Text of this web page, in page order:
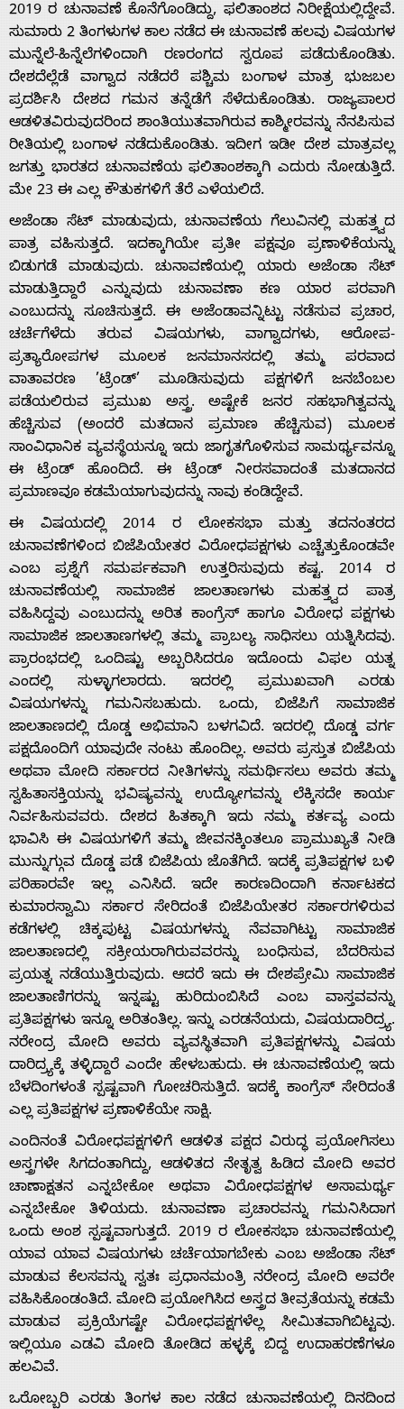
Home
About
Us
Advertise
With
s
Contact
Us
2019 ರ ಚುನಾವಣೆ ಕೊನೆಗೊಂಡಿದ್ದು, ಫಲಿತಾಂಶದ ನಿರೀಕ್ಷೆಯಲ್ಲಿದ್ದೇವೆ.
ಸುಮಾರು 2 ತಿಂಗಳುಗಳ ಕಾಲ ನಡೆದ ಈ ಚುನಾವಣೆ ಹಲವು ವಿಷಯಗಳ
ಮುನ್ನೆಲೆ-ಹಿನ್ನೆಲೆಗಳಿಂದಾಗಿ ರಣರಂಗದ ಸ್ವರೂಪ ಪಡೆದುಕೊಂಡಿತು.
ದೇಶದೆಲ್ಲೆಡೆ ವಾಗ್ವಾದ ನಡೆದರೆ ಪಶ್ಚಿಮ ಬಂಗಾಳ ಮಾತ್ರ ಭುಜಬಲ
ಪ್ರದರ್ಶಿಸಿ ದೇಶದ ಗಮನ ತನ್ನೆಡೆಗೆ ಸೆಳೆದುಕೊಂಡಿತು. ರಾಜ್ಯಪಾಲರ
ಆಡಳಿತವಿರುವುದರಿಂದ ಶಾಂತಿಯುತವಾಗಿರುವ ಕಾಶ್ಮೀರವನ್ನು ನೆನಪಿಸುವ
ರೀತಿಯಲ್ಲಿ ಬಂಗಾಳ ನಡೆದುಕೊಂಡಿತು. ಇದೀಗ ಇಡೀ ದೇಶ ಮಾತ್ರವಲ್ಲ
ಜಗತ್ತು ಭಾರತದ ಚುನಾವಣೆಯ ಫಲಿತಾಂಶಕ್ಕಾಗಿ ಎದುರು ನೋಡುತ್ತಿದೆ.
ಮೇ 23 ಈ ಎಲ್ಲ ಕೌತುಕಗಳಿಗೆ ತೆರೆ ಎಳೆಯಲಿದೆ.
ಅಜೆಂಡಾ ಸೆಟ್ ಮಾಡುವುದು, ಚುನಾವಣೆಯ ಗೆಲುವಿನಲ್ಲಿ ಮಹತ್ತ್ವದ
ಪಾತ್ರ ವಹಿಸುತ್ತದೆ. ಇದಕ್ಕಾಗಿಯೇ ಪ್ರತೀ ಪಕ್ಷವೂ ಪ್ರಣಾಳಿಕೆಯನ್ನು
ಬಿಡುಗಡೆ ಮಾಡುವುದು. ಚುನಾವಣೆಯಲ್ಲಿ ಯಾರು ಅಜೆಂಡಾ ಸೆಟ್
ಮಾಡುತ್ತಿದ್ದಾರೆ ಎನ್ನುವುದು ಚುನಾವಣಾ ಕಣ ಯಾರ ಪರವಾಗಿ
ಎಂಬುದನ್ನು ಸೂಚಿಸುತ್ತದೆ. ಈ ಅಜೆಂಡಾವನ್ನಿಟ್ಟು ನಡೆಸುವ ಪ್ರಚಾರ,
ಚರ್ಚೆಗೆಳೆದು ತರುವ ವಿಷಯಗಳು, ವಾಗ್ವಾದಗಳು, ಆರೋಪ-
ಪ್ರತ್ಯಾರೋಪಗಳ ಮೂಲಕ ಜನಮಾನಸದಲ್ಲಿ ತಮ್ಮ ಪರವಾದ
ವಾತಾವರಣ ’ಟ್ರೆಂಡ್’ ಮೂಡಿಸುವುದು ಪಕ್ಷಗಳಿಗೆ ಜನಬೆಂಬಲ
ಪಡೆಯಲಿರುವ ಪ್ರಮುಖ ಅಸ್ತ್ರ. ಅಷ್ಟೇಕೆ ಜನರ ಸಹಭಾಗಿತ್ವವನ್ನು
ಹೆಚ್ಚಿಸುವ (ಅಂದರೆ ಮತದಾನ ಪ್ರಮಾಣ ಹೆಚ್ಚಿಸುವ) ಮೂಲಕ
ಸಾಂವಿಧಾನಿಕ ವ್ಯವಸ್ಥೆಯನ್ನೂ ಇದು ಜಾಗೃತಗೊಳಿಸುವ ಸಾಮರ್ಥ್ಯವನ್ನೂ
ಈ ಟ್ರೆಂಡ್ ಹೊಂದಿದೆ. ಈ ಟ್ರೆಂಡ್ ನೀರಸವಾದಂತೆ ಮತದಾನದ
ಪ್ರಮಾಣವೂ ಕಡಮೆಯಾಗುವುದನ್ನು ನಾವು ಕಂಡಿದ್ದೇವೆ.
ಈ ವಿಷಯದಲ್ಲಿ 2014 ರ ಲೋಕಸಭಾ ಮತ್ತು ತದನಂತರದ
ಚುನಾವಣೆಗಳಿಂದ ಬಿಜೆಪಿಯೇತರ ವಿರೋಧಪಕ್ಷಗಳು ಎಚ್ಚೆತ್ತುಕೊಂಡವೇ
ಎಂಬ ಪ್ರಶ್ನೆಗೆ ಸಮರ್ಪಕವಾಗಿ ಉತ್ತರಿಸುವುದು ಕಷ್ಟ. 2014 ರ
ಚುನಾವಣೆಯಲ್ಲಿ ಸಾಮಾಜಿಕ ಜಾಲತಾಣಗಳು ಮಹತ್ತ್ವದ ಪಾತ್ರ
ವಹಿಸಿದ್ದವು ಎಂಬುದನ್ನು ಅರಿತ ಕಾಂಗ್ರೆಸ್ ಹಾಗೂ ವಿರೋಧ ಪಕ್ಷಗಳು
ಸಾಮಾಜಿಕ ಜಾಲತಾಣಗಳಲ್ಲಿ ತಮ್ಮ ಪ್ರಾಬಲ್ಯ ಸಾಧಿಸಲು ಯತ್ನಿಸಿದವು.
ಪ್ರಾರಂಭದಲ್ಲಿ ಒಂದಿಷ್ಟು ಅಬ್ಬರಿಸಿದರೂ ಇದೊಂದು ವಿಫಲ ಯತ್ನ
ಎಂದಲ್ಲಿ ಸುಳ್ಳಾಗಲಾರದು. ಇದರಲ್ಲಿ ಪ್ರಮುಖವಾಗಿ ಎರಡು
ವಿಷಯಗಳನ್ನು ಗಮನಿಸಬಹುದು. ಒಂದು, ಬಿಜೆಪಿಗೆ ಸಾಮಾಜಿಕ
ಜಾಲತಾಣದಲ್ಲಿ ದೊಡ್ಡ ಅಭಿಮಾನಿ ಬಳಗವಿದೆ. ಇದರಲ್ಲಿ ದೊಡ್ಡ ವರ್ಗ
ಪಕ್ಷದೊಂದಿಗೆ ಯಾವುದೇ ನಂಟು ಹೊಂದಿಲ್ಲ. ಅವರು ಪ್ರಸ್ತುತ ಬಿಜೆಪಿಯ
ಅಥವಾ ಮೋದಿ ಸರ್ಕಾರದ ನೀತಿಗಳನ್ನು ಸಮರ್ಥಿಸಲು ಅವರು ತಮ್ಮ
ಸ್ವಹಿತಾಸಕ್ತಿಯನ್ನು ಭವಿಷ್ಯವನ್ನು ಉದ್ಯೋಗವನ್ನು ಲೆಕ್ಕಿಸದೇ ಕಾರ್ಯ
ನಿರ್ವಹಿಸುವವರು. ದೇಶದ ಹಿತಕ್ಕಾಗಿ ಇದು ನಮ್ಮ ಕರ್ತವ್ಯ ಎಂದು
ಭಾವಿಸಿ ಈ ವಿಷಯಗಳಿಗೆ ತಮ್ಮ ಜೀವನಕ್ಕಿಂತಲೂ ಪ್ರಾಮುಖ್ಯತೆ ನೀಡಿ
ಮುನ್ನುಗ್ಗುವ ದೊಡ್ಡ ಪಡೆ ಬಿಜೆಪಿಯ ಜೊತೆಗಿದೆ. ಇದಕ್ಕೆ ಪ್ರತಿಪಕ್ಷಗಳ ಬಳಿ
ಪರಿಹಾರವೇ ಇಲ್ಲ ಎನಿಸಿದೆ. ಇದೇ ಕಾರಣದಿಂದಾಗಿ ಕರ್ನಾಟಕದ
ಕುಮಾರಸ್ವಾಮಿ ಸರ್ಕಾರ ಸೇರಿದಂತೆ ಬಿಜೆಪಿಯೇತರ ಸರ್ಕಾರಗಳಿರುವ
ಕಡೆಗಳಲ್ಲಿ ಚಿಕ್ಕಪುಟ್ಟ ವಿಷಯಗಳನ್ನು ನೆವವಾಗಿಟ್ಟು ಸಾಮಾಜಿಕ
ಜಾಲತಾಣದಲ್ಲಿ ಸಕ್ರೀಯರಾಗಿರುವವರನ್ನು ಬಂಧಿಸುವ, ಬೆದರಿಸುವ
ಪ್ರಯತ್ನ ನಡೆಯುತ್ತಿರುವುದು. ಆದರೆ ಇದು ಈ ದೇಶಪ್ರೇಮಿ ಸಾಮಾಜಿಕ
ಜಾಲತಾಣಿಗರನ್ನು ಇನ್ನಷ್ಟು ಹುರಿದುಂಬಿಸಿದೆ ಎಂಬ ವಾಸ್ತವವನ್ನು
ಪ್ರತಿಪಕ್ಷಗಳು ಇನ್ನೂ ಅರಿತಂತಿಲ್ಲ. ಇನ್ನು ಎರಡನೆಯದು, ವಿಷಯದಾರಿದ್ರ್ಯ.
ನರೇಂದ್ರ ಮೋದಿ ಅವರು ವ್ಯವಸ್ಥಿತವಾಗಿ ಪ್ರತಿಪಕ್ಷಗಳನ್ನು ವಿಷಯ
ದಾರಿದ್ರ್ಯಕ್ಕೆ ತಳ್ಳಿದ್ದಾರೆ ಎಂದೇ ಹೇಳಬಹುದು. ಈ ಚುನಾವಣೆಯಲ್ಲಿ ಇದು
ಬೆಳದಿಂಗಳಂತೆ ಸ್ಪಷ್ಟವಾಗಿ ಗೋಚರಿಸುತ್ತಿದೆ. ಇದಕ್ಕೆ ಕಾಂಗ್ರೆಸ್ ಸೇರಿದಂತೆ
ಎಲ್ಲ ಪ್ರತಿಪಕ್ಷಗಳ ಪ್ರಣಾಳಿಕೆಯೇ ಸಾಕ್ಷಿ.
ಎಂದಿನಂತೆ ವಿರೋಧಪಕ್ಷಗಳಿಗೆ ಆಡಳಿತ ಪಕ್ಷದ ವಿರುದ್ಧ ಪ್ರಯೋಗಿಸಲು
ಅಸ್ತ್ರಗಳೇ ಸಿಗದಂತಾಗಿದ್ದು, ಆಡಳಿತದ ನೇತೃತ್ವ ಹಿಡಿದ ಮೋದಿ ಅವರ
ಚಾಣಾಕ್ಷತನ ಎನ್ನಬೇಕೋ ಅಥವಾ ವಿರೋಧಪಕ್ಷಗಳ ಅಸಾಮರ್ಥ್ಯ
ಎನ್ನಬೇಕೋ ತಿಳಿಯದು. ಚುನಾವಣಾ ಪ್ರಚಾರವನ್ನು ಗಮನಿಸಿದಾಗ
ಒಂದು ಅಂಶ ಸ್ಪಷ್ಟವಾಗುತ್ತದೆ. 2019 ರ ಲೋಕಸಭಾ ಚುನಾವಣೆಯಲ್ಲಿ
ಯಾವ ಯಾವ ವಿಷಯಗಳು ಚರ್ಚೆಯಾಗಬೇಕು ಎಂಬ ಅಜೆಂಡಾ ಸೆಟ್
ಮಾಡುವ ಕೆಲಸವನ್ನು ಸ್ವತಃ ಪ್ರಧಾನಮಂತ್ರಿ ನರೇಂದ್ರ ಮೋದಿ ಅವರೇ
ವಹಿಸಿಕೊಂಡಂತಿದೆ. ಮೋದಿ ಪ್ರಯೋಗಿಸಿದ ಅಸ್ತ್ರದ ತೀವ್ರತೆಯನ್ನು ಕಡಮೆ
ಮಾಡುವ ಪ್ರಕ್ರಿಯೆಗಷ್ಟೇ ವಿರೋಧಪಕ್ಷಗಳೆಲ್ಲ ಸೀಮಿತವಾಗಿಬಿಟ್ಟವು.
ಇಲ್ಲಿಯೂ ಎಡವಿ ಮೋದಿ ತೋಡಿದ ಹಳ್ಳಕ್ಕೆ ಬಿದ್ದ ಉದಾಹರಣೆಗಳೂ
ಹಲವಿವೆ.
ಒರೋಬ್ಬರಿ ಎರಡು ತಿಂಗಳ ಕಾಲ ನಡೆದ ಚುನಾವಣೆಯಲ್ಲಿ ದಿನದಿಂದ